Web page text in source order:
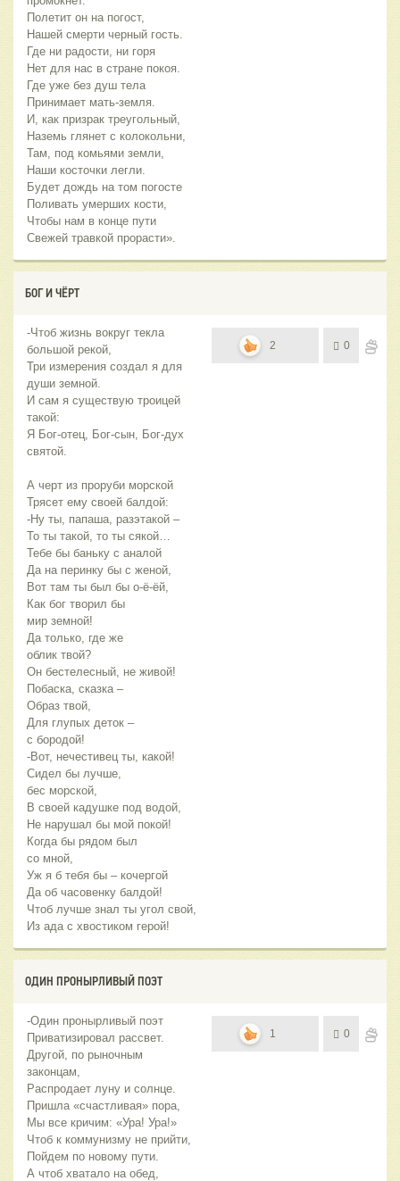
Полетит он на погост,
Нашей смерти черный гость.
Где ни радости, ни горя
Нет для нас в стране покоя.
Где уже без душ тела
Принимает мать-земля.
И, как призрак треугольный,
Наземь глянет с колокольни,
Там, под комьями земли,
Наши косточки легли.
Будет дождь на том погосте
Поливать умерших кости,
Чтобы нам в конце пути
Свежей травкой прорасти».
БОГ И ЧЁРТ
-Чтоб жизнь вокруг текла
большой рекой,
Три измерения создал я для
души земной.
И сам я существую троицей
такой:
Я Бог-отец, Бог-сын, Бог-дух
святой.
А черт из проруби морской
Трясет ему своей балдой:
-Ну ты, папаша, разэтакой –
То ты такой, то ты сякой…
Тебе бы баньку с аналой
Да на перинку бы с женой,
Вот там ты был бы о-ё-ёй,
Как бог творил бы
мир земной!
Да только, где же
облик твой?
Он бестелесный, не живой!
Побаска, сказка –
Образ твой,
Для глупых деток –
с бородой!
-Вот, нечестивец ты, какой!
Сидел бы лучше,
бес морской,
В своей кадушке под водой,
Не нарушал бы мой покой!
Когда бы рядом был
со мной,
Уж я б тебя бы – кочергой
Да об часовенку балдой!
Чтоб лучше знал ты угол свой,
Из ада с хвостиком герой!
2 0
ОДИН ПРОНЫРЛИВЫЙ ПОЭТ
-Один пронырливый поэт
Приватизировал рассвет.
Другой, по рыночным
законцам,
Распродает луну и солнце.
Пришла «счастливая» пора,
Мы все кричим: «Ура! Ура!»
Чтоб к коммунизму не прийти,
Пойдем по новому пути.
А чтоб хватало на обед,
1 0